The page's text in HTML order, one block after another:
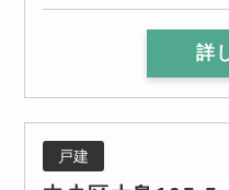
詳
戸建